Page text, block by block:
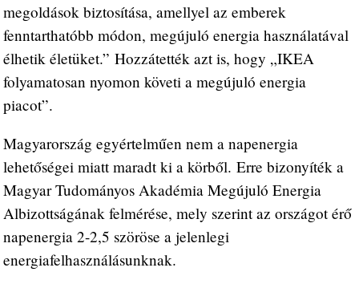
megoldások biztosítása, amellyel az emberek
fenntarthatóbb módon, megújuló energia használatával
élhetik életüket.” Hozzátették azt is, hogy „IKEA
folyamatosan nyomon követi a megújuló energia
piacot”.
Magyarország egyértelműen nem a napenergia
lehetőségei miatt maradt ki a körből. Erre bizonyíték a
Magyar Tudományos Akadémia Megújuló Energia
Albizottságának felmérése, mely szerint az országot érő
napenergia 2-2,5 szöröse a jelenlegi
energiafelhasználásunknak.